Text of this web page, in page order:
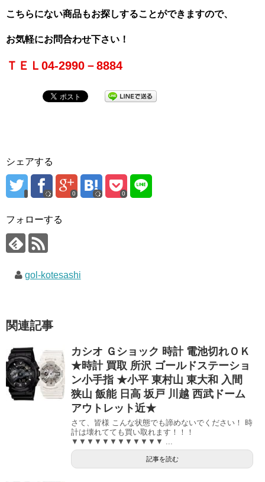
こちらにない商品もお探しすることができますので、
お気軽にお問合わせ下さい！
ＴＥＬ04-2990－8884
シェアする
0 0
フォローする
gol-kotesashi
関連記事
カシオ Ｇショック 時計 電池切れＯＫ
★時計 買取 所沢 ゴールドステーショ
ン小手指 ★小平 東村山 東大和 入間
狭山 飯能 日高 坂戸 川越 西武ドーム
アウトレット近★
さて、皆様 こんな状態でも諦めないでください！ 時
計は壊れてても買い取れます！！！
▼▼▼▼▼▼▼▼▼▼▼▼ ...
記事を読む